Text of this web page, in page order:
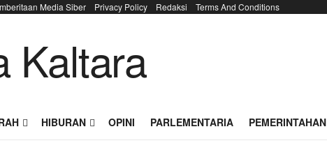
Media Siber Privacy Policy Redaksi Terms And Conditions
HIBURAN OPINI PARLEMENTARIA PEMERINTAHAN